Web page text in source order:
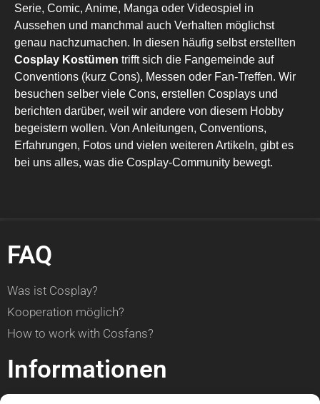
Serie, Comic, Anime, Manga oder Videospiel in
Aussehen und manchmal auch Verhalten möglichst
genau nachzumachen. In diesen häufig selbst erstellten
Cosplay Kostümen trifft sich die Fangemeinde auf
Conventions (kurz Cons), Messen oder Fan-Treffen. Wir
besuchen selber viele Cons, erstellen Cosplays und
berichten darüber, weil wir andere von diesem Hobby
begeistern wollen. Von Anleitungen, Conventions,
Erfahrungen, Fotos und vielen weiteren Artikeln, gibt es
bei uns alles, was die Cosplay-Community bewegt.
FAQ
Was ist Cosplay?
Kooperation möglich?
How to work with Cosfans?
Informationen